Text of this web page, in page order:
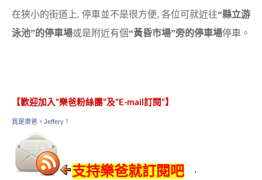
在狹小的街道上, 停車並不是很方便, 各位可就近往“縣立游
泳池”的停車場或是附近有個“黃昏市場”旁的停車場停車。
【歡迎加入”樂爸粉絲團”及”E-mail訂閱”】
我是樂爸。Jeffery！
支持樂爸就訂閱吧